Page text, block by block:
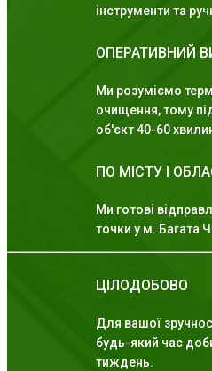
інструменти та
ОПЕРАТИВНИЙ
Ми розуміємо
очищення, тому
об'єкт 40-60
ПО МІСТУ І
Ми готові
точки у м. Багата
ЦІЛОДОБОВО
Для вашої
будь-який час
тиждень.